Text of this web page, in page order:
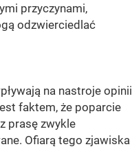
przyczynami,
odzwierciedlać
na nastroje opinii
faktem, że poparcie
prasę zwykle
Ofiarą tego zjawiska